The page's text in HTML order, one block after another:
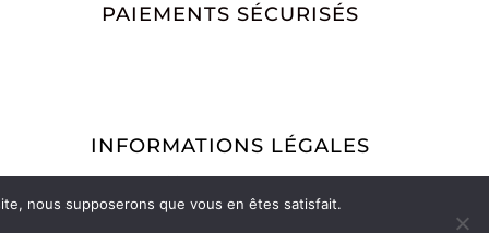
PAIEMENTS SÉCURISÉS
INFORMATIONS LÉGALES
Conditions Générales de Vente
Mentions légales
nous supposerons que vous en êtes satisfait.